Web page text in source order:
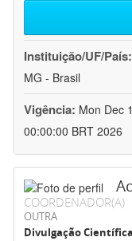
Instituição/UF/País:
MG - Brasil
Vigência: Mon Dec
00:00:00 BRT 2026
COORDENADOR(A)
OUTRA
Divulgação Científica